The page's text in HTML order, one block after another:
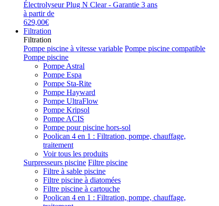
Électrolyseur Plug N Clear - Garantie 3 ans
à partir de
629,00€
Filtration
Filtration
Pompe piscine à vitesse variable Pompe piscine compatible
Pompe piscine
Pompe Astral
Pompe Espa
Pompe Sta-Rite
Pompe Hayward
Pompe UltraFlow
Pompe Kripsol
Pompe ACIS
Pompe pour piscine hors-sol
Poolican 4 en 1 : Filtration, pompe, chauffage,
traitement
Voir tous les produits
Surpresseurs piscine Filtre piscine
Filtre à sable piscine
Filtre piscine à diatomées
Filtre piscine à cartouche
Poolican 4 en 1 : Filtration, pompe, chauffage,